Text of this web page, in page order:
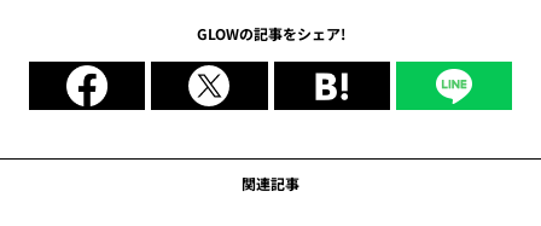
GLOWの記事をシェア!
関連記事